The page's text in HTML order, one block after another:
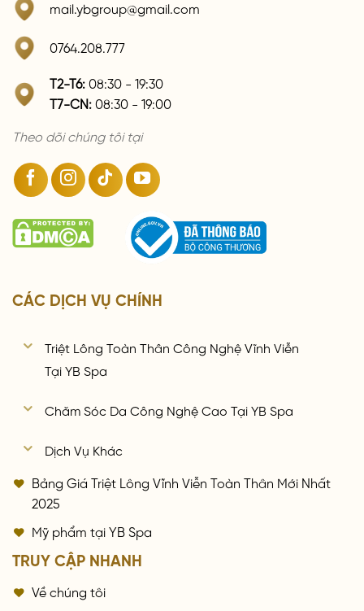
mail.ybgroup@gmail.com
0764.208.777
T2-T6: 08:30 - 19:30
T7-CN: 08:30 - 19:00
Theo dõi chúng tôi tại
CÁC DỊCH VỤ CHÍNH
Triệt Lông Toàn Thân Công Nghệ Vĩnh Viễn
Tại YB Spa
Chăm Sóc Da Công Nghệ Cao Tại YB Spa
Dịch Vụ Khác
Bảng Giá Triệt Lông Vĩnh Viễn Toàn Thân Mới Nhất
2025
Mỹ phẩm tại YB Spa
TRUY CẬP NHANH
Về chúng tôi